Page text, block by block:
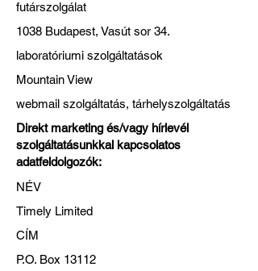
futárszolgálat
1038 Budapest, Vasút sor 34.
laboratóriumi szolgáltatások
Mountain View
webmail szolgáltatás, tárhelyszolgáltatás
Direkt marketing és/vagy hírlevél
szolgáltatásunkkal kapcsolatos
adatfeldolgozók:
NÉV
Timely Limited
CÍM
P.O. Box 13112